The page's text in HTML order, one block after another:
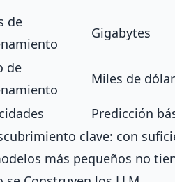
de
Gigabytes
de
Miles de
Predicción
clave: con
más pequeños no